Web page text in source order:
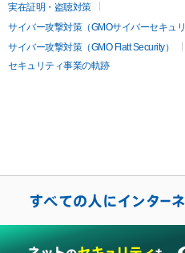
実在証明・盗聴対策
サイバー攻撃対策（GMOサイバーセキュ
サイバー攻撃対策（GMO Flatt Security）
セキュリティ事業の軌跡